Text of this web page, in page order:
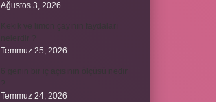
Ağustos 3, 2026
Temmuz 25, 2026
Temmuz 24, 2026